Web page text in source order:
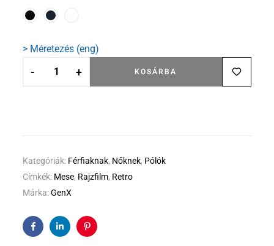
> Méretezés (eng)
- + KOSÁRBA
Kategóriák: Férfiaknak, Nőknek, Pólók
Címkék: Mese, Rajzfilm, Retro
Márka:GenX
FacebookLinkedinPinterest